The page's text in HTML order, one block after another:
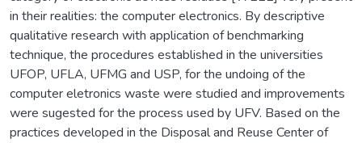
in their realities: the computer electronics. By descriptive
qualitative research with application of benchmarking
technique, the procedures established in the universities
UFOP, UFLA, UFMG and USP, for the undoing of the
computer eletronics waste were studied and improvements
were sugested for the process used by UFV. Based on the
practices developed in the Disposal and Reuse Center of